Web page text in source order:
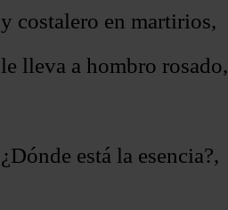
y costalero en martirios,
le lleva a hombro rosado,
¿Dónde está la esencia?,